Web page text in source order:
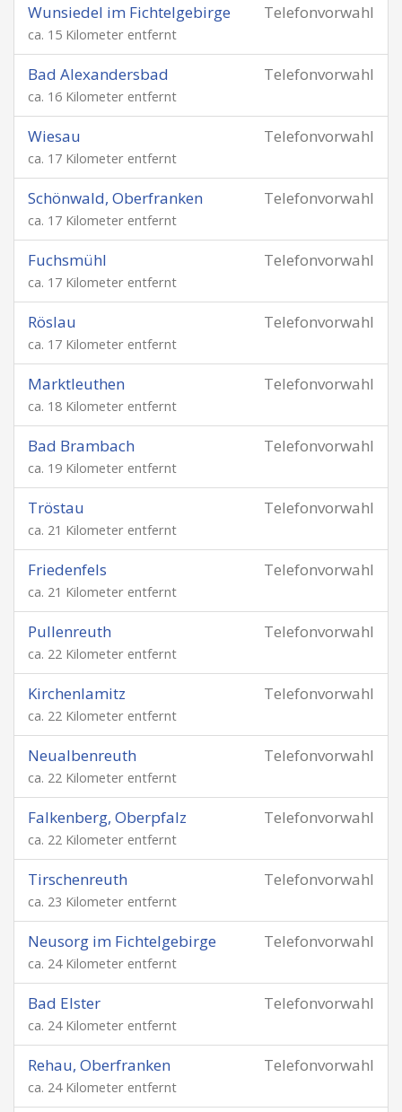
Telefonvorwahl
Wunsiedel im Fichtelgebirge
ca. 15 Kilometer entfernt
Telefonvorwahl
Bad Alexandersbad
ca. 16 Kilometer entfernt
Telefonvorwahl
Wiesau
ca. 17 Kilometer entfernt
Telefonvorwahl
Schönwald, Oberfranken
ca. 17 Kilometer entfernt
Telefonvorwahl
Fuchsmühl
ca. 17 Kilometer entfernt
Telefonvorwahl
Röslau
ca. 17 Kilometer entfernt
Telefonvorwahl
Marktleuthen
ca. 18 Kilometer entfernt
Telefonvorwahl
Bad Brambach
ca. 19 Kilometer entfernt
Telefonvorwahl
Tröstau
ca. 21 Kilometer entfernt
Telefonvorwahl
Friedenfels
ca. 21 Kilometer entfernt
Telefonvorwahl
Pullenreuth
ca. 22 Kilometer entfernt
Telefonvorwahl
Kirchenlamitz
ca. 22 Kilometer entfernt
Telefonvorwahl
Neualbenreuth
ca. 22 Kilometer entfernt
Telefonvorwahl
Falkenberg, Oberpfalz
ca. 22 Kilometer entfernt
Telefonvorwahl
Tirschenreuth
ca. 23 Kilometer entfernt
Telefonvorwahl
Neusorg im Fichtelgebirge
ca. 24 Kilometer entfernt
Telefonvorwahl
Bad Elster
ca. 24 Kilometer entfernt
Telefonvorwahl
Rehau, Oberfranken
ca. 24 Kilometer entfernt